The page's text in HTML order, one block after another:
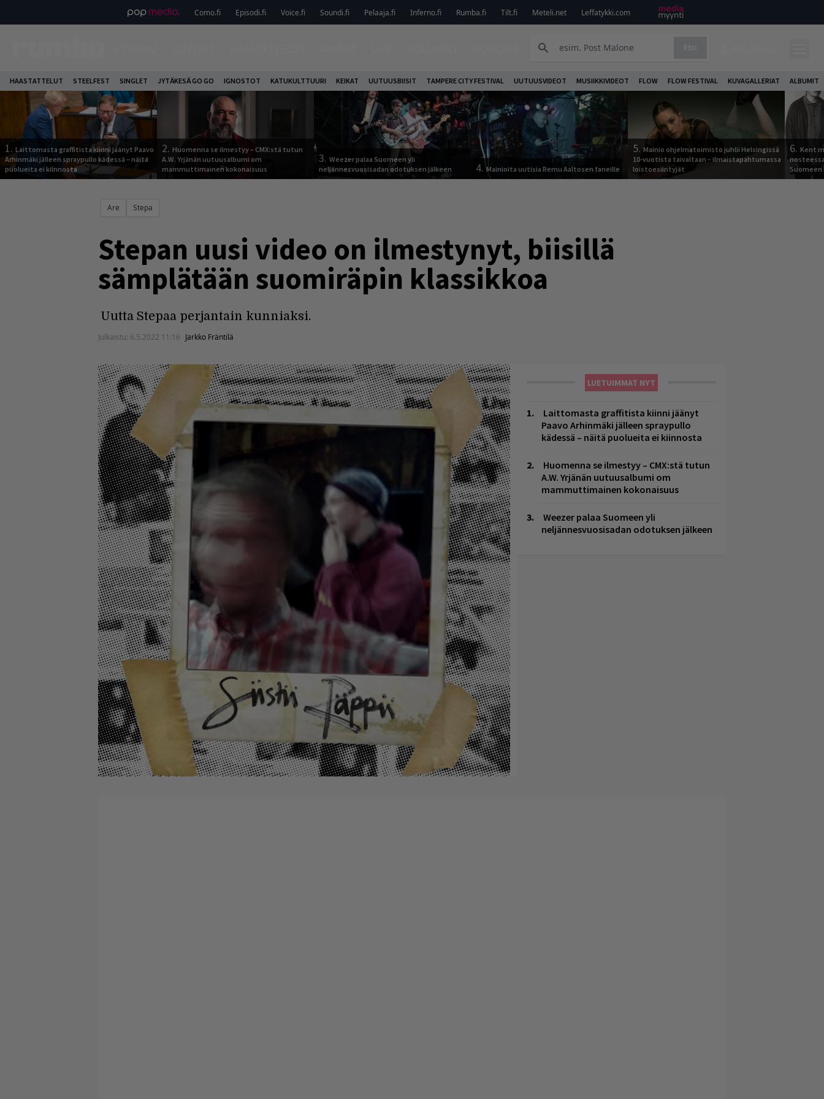
Como.fi Episodi.fi Voice.fi Soundi.fi Pelaaja.fi Inferno.fi Rumba.fi Tilt.fi Meteli.net Leffatykki.com
HAASTATTELUT STEELFEST SINGLET JYTÄKESÄ GO GO IGNOSTOT KATUKULTTUURI KEIKAT UUTUUSBIISIT TAMPERE CITY FESTIVAL UUTUUSVIDEOT MUSIIKKIVIDEOT FLOW FLOW FESTIVAL KUVAGALLERIAT ALBUMIT
1. Laittomasta graffitista kiinni jäänyt Paavo
Arhinmäki jälleen spraypullo kädessä – näitä
puolueita ei kiinnosta
2. Huomenna se ilmestyy – CMX:stä tutun
A.W. Yrjänän uutuusalbumi om
mammuttimainen kokonaisuus
3. Weezer palaa Suomeen yli
neljännesvuosisadan odotuksen jälkeen
4.Mainioita uutisia Remu Aaltosen faneille
5. Mainio ohjelmatoimisto juhlii Helsingissä
10-vuotista taivaltaan – ilmaistapahtumassa
loistoesiintyjät
6. Kent
Suomeen
Are Stepa
Stepan uusi video on ilmestynyt, biisillä
sämplätään suomiräpin klassikkoa
Uutta Stepaa perjantain kunniaksi.
Julkaistu: 6.5.2022 11:16 Jarkko Fräntilä
LUETUIMMAT NYT
Laittomasta graffitista kiinni jäänyt
Paavo Arhinmäki jälleen spraypullo
kädessä – näitä puolueita ei kiinnosta
Huomenna se ilmestyy – CMX:stä tutun
A.W. Yrjänän uutuusalbumi om
mammuttimainen kokonaisuus
Weezer palaa Suomeen yli
neljännesvuosisadan odotuksen jälkeen